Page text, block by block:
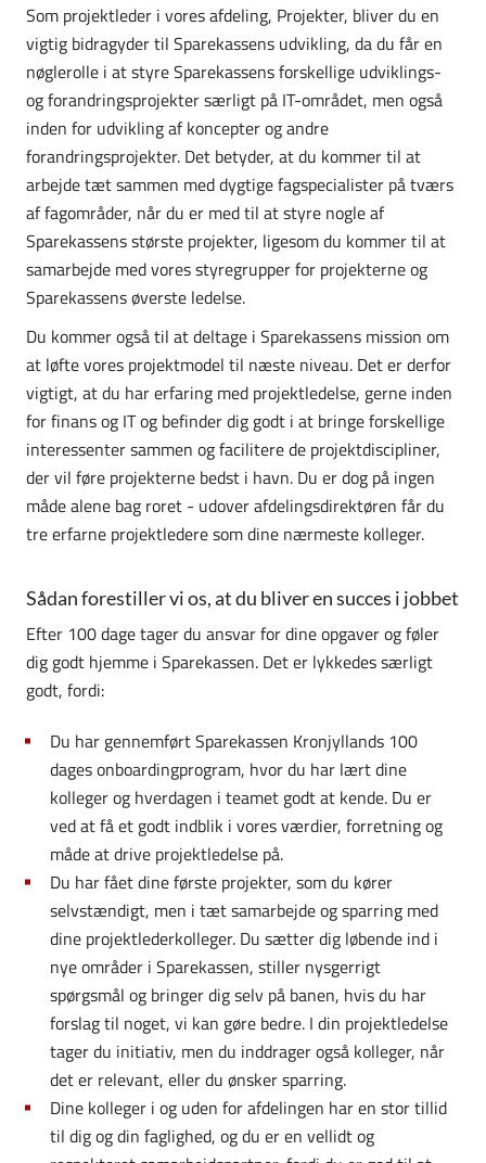
Som projektleder i vores afdeling, Projekter, bliver du en
vigtig bidragyder til Sparekassens udvikling, da du får en
nøglerolle i at styre Sparekassens forskellige udviklings-
og forandringsprojekter særligt på IT-området, men også
inden for udvikling af koncepter og andre
forandringsprojekter. Det betyder, at du kommer til at
arbejde tæt sammen med dygtige fagspecialister på tværs
af fagområder, når du er med til at styre nogle af
Sparekassens største projekter, ligesom du kommer til at
samarbejde med vores styregrupper for projekterne og
Sparekassens øverste ledelse.
Du kommer også til at deltage i Sparekassens mission om
at løfte vores projektmodel til næste niveau. Det er derfor
vigtigt, at du har erfaring med projektledelse, gerne inden
for finans og IT og befinder dig godt i at bringe forskellige
interessenter sammen og facilitere de projektdiscipliner,
der vil føre projekterne bedst i havn. Du er dog på ingen
måde alene bag roret - udover afdelingsdirektøren får du
tre erfarne projektledere som dine nærmeste kolleger.
Sådan forestiller vi os, at du bliver en succes i jobbet
Efter 100 dage tager du ansvar for dine opgaver og føler
dig godt hjemme i Sparekassen. Det er lykkedes særligt
godt, fordi:
Du har gennemført Sparekassen Kronjyllands 100
dages onboardingprogram, hvor du har lært dine
kolleger og hverdagen i teamet godt at kende. Du er
ved at få et godt indblik i vores værdier, forretning og
måde at drive projektledelse på.
Du har fået dine første projekter, som du kører
selvstændigt, men i tæt samarbejde og sparring med
dine projektlederkolleger. Du sætter dig løbende ind i
nye områder i Sparekassen, stiller nysgerrigt
spørgsmål og bringer dig selv på banen, hvis du har
forslag til noget, vi kan gøre bedre. I din projektledelse
tager du initiativ, men du inddrager også kolleger, når
det er relevant, eller du ønsker sparring.
Dine kolleger i og uden for afdelingen har en stor tillid
til dig og din faglighed, og du er en vellidt og